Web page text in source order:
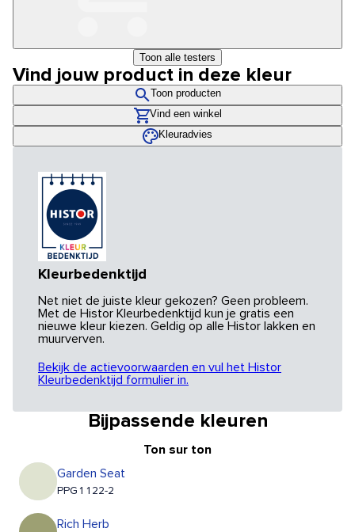
Toon alle testers
Vind jouw product in deze kleur
Toon producten
Vind een winkel
Kleuradvies
Kleurbedenktijd
Net niet de juiste kleur gekozen? Geen probleem.
Met de Histor Kleurbedenktijd kun je gratis een
nieuwe kleur kiezen. Geldig op alle Histor lakken en
muurverven.
Bekijk de actievoorwaarden en vul het Histor
Kleurbedenktijd formulier in.
Bijpassende kleuren
Ton sur ton
Garden Seat
PPG1122-2
Rich Herb